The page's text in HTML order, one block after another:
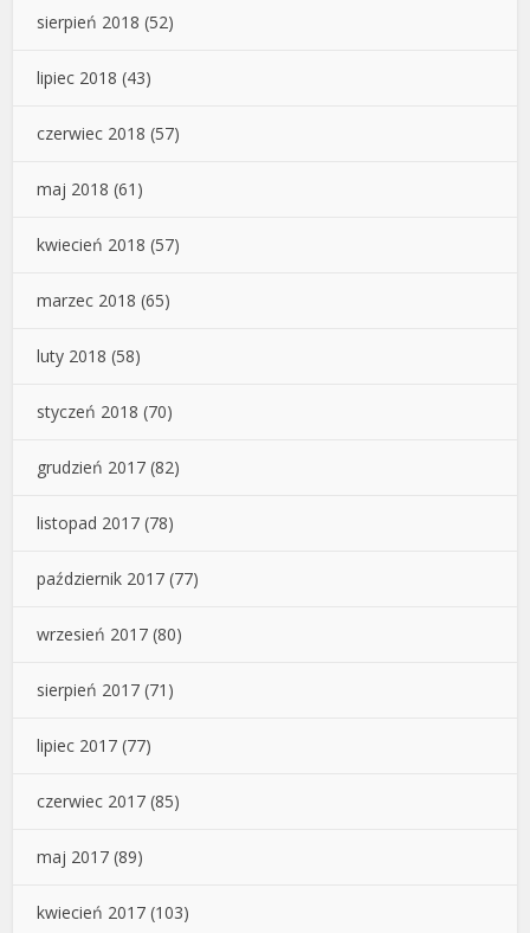
sierpień 2018 (52)
lipiec 2018 (43)
czerwiec 2018 (57)
maj 2018 (61)
kwiecień 2018 (57)
marzec 2018 (65)
luty 2018 (58)
styczeń 2018 (70)
grudzień 2017 (82)
listopad 2017 (78)
październik 2017 (77)
wrzesień 2017 (80)
sierpień 2017 (71)
lipiec 2017 (77)
czerwiec 2017 (85)
maj 2017 (89)
kwiecień 2017 (103)